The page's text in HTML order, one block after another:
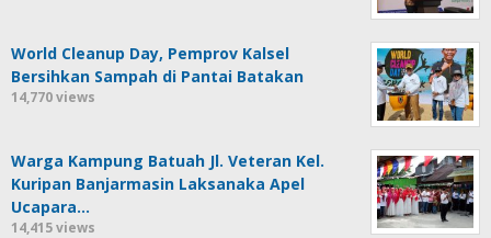
World Cleanup Day, Pemprov Kalsel
Bersihkan Sampah di Pantai Batakan
14,770 views
Warga Kampung Batuah Jl. Veteran Kel.
Kuripan Banjarmasin Laksanaka Apel
Ucapara…
14,415 views